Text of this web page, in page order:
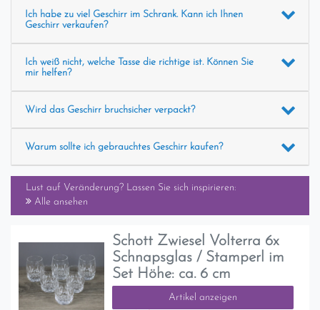
Ich habe zu viel Geschirr im Schrank. Kann ich Ihnen
Geschirr verkaufen?
Ich weiß nicht, welche Tasse die richtige ist. Können Sie
mir helfen?
Wird das Geschirr bruchsicher verpackt?
Warum sollte ich gebrauchtes Geschirr kaufen?
Lust auf Veränderung? Lassen Sie sich inspirieren:
Alle ansehen
Schott Zwiesel Volterra 6x
Schnapsglas / Stamperl im
Set Höhe: ca. 6 cm
Artikel anzeigen